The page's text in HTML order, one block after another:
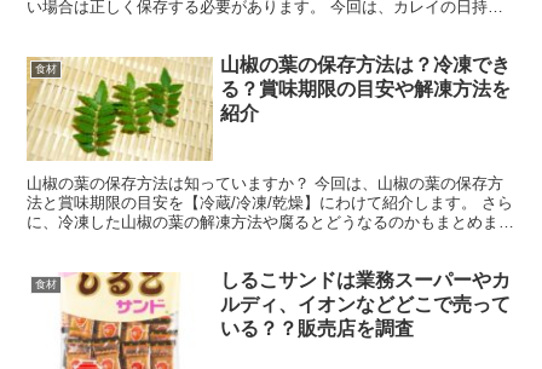
い場合は正しく保存する必要があります。 今回は、カレイの日持ち
食材
山椒の葉の保存方法は？冷凍でき
る？賞味期限の目安や解凍方法を
紹介
山椒の葉の保存方法は知っていますか？ 今回は、山椒の葉の保存方
法と賞味期限の目安を【冷蔵/冷凍/乾燥】にわけて紹介します。 さら
に、冷凍した山椒の葉の解凍方法や腐るとどうなるのかもまとめまし
食材
しるこサンドは業務スーパーやカ
ルディ、イオンなどどこで売って
いる？？販売店を調査